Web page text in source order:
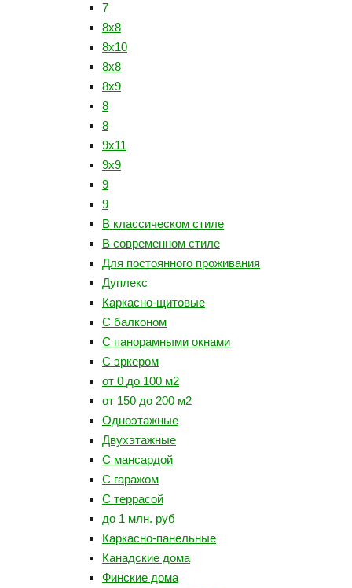
7
8x8
8х10
8х8
8х9
8
8
9х11
9х9
9
9
В классическом стиле
В современном стиле
Для постоянного проживания
Дуплекс
Каркасно-щитовые
С балконом
С панорамными окнами
С эркером
от 0 до 100 м2
от 150 до 200 м2
Одноэтажные
Двухэтажные
С мансардой
С гаражом
С террасой
до 1 млн. руб
Каркасно-панельные
Канадские дома
Финские дома